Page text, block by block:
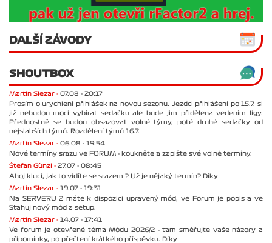
DALŠÍ ZÁVODY
SHOUTBOX
Martin Slezar - 07.08 - 20:17
Prosím o urychlení přihlášek na novou sezonu. Jezdci přihlášení po 15.7. si
již nebudou moci vybírat sedačku ale bude jim přidělena vedením ligy.
Přednostně se budou obsazovat volné týmy, poté druhé sedačky od
nejslabších týmů. Rozdělení týmů 16.7.
Martin Slezar - 06.08 - 19:54
Nové termíny srazu ve FORUM - koukněte a zapište své volné termíny.
Štefan Günzl - 27.07 - 08:45
Ahoj kluci, jak to vidíte se srazem ? Už je nějaký termín? Díky
Martin Slezar - 19.07 - 19:31
Na SERVERU 2 máte k dispozici upravený mód, ve Forum je popis a ve
Stahuj nový mód a setup.
Martin Slezar - 14.07 - 17:41
Ve forum je otevřené téma Módu 2026/2 - tam směřujte vaše názory a
připomínky, po přečtení krátkého příspěvku. Díky